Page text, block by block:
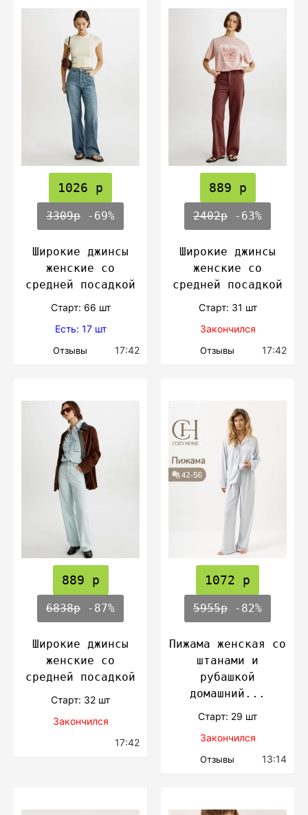
1026 р
3309р -69%
Широкие джинсы
женские со
средней посадкой
Cтарт: 66 шт
Есть: 17 шт
Отзывы 17:42
889 р
2402р -63%
Широкие джинсы
женские со
средней посадкой
Cтарт: 31 шт
Закончился
Отзывы 17:42
889 р
6838р -87%
Широкие джинсы
женские со
средней посадкой
Cтарт: 32 шт
Закончился
17:42
1072 р
5955р -82%
Пижама женская со
штанами и
рубашкой
домашний...
Cтарт: 29 шт
Закончился
Отзывы 13:14